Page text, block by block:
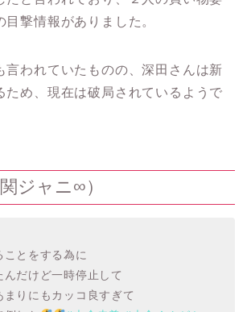
撃情報がありました。
言われていたものの、深田さんは新
ため、現在は破局されているようで
ジャニ∞）
ことをする為に
んだけど一時停止して
まりにもカッコ良すぎて